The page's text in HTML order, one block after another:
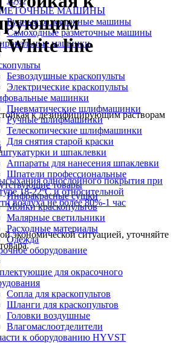
МАШИНЫ
Ручные разметочные машины
Самоходные разметочные машины
машинки
Безвоздушные краскопульты
Электрические краскопульты
машинки
Пневматические шлифмашинки
Ручные шлифмашинки
Телескопические шлифмашинки
Для снятия старой краски
и шпаклевки
Аппараты для нанесения шпаклевки
Шпатели профессиональные
товары
Инфракрасные сушки
Мойки краскопультов
Малярные светильники
Расходные материалы
Одежда
оборудование
для окрасочного
Сопла для краскопультов
Шланги для краскопультов
Головки воздушные
Влагомаслоотделители
к оборудованию HYVST
White line
к дезинфицирующим растворам
однослойного покрытия при
18-22ºС и относительной
воздуха не более 80%-1 час
экономической ситуацией, уточняйте